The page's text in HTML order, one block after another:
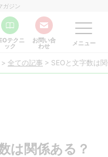
ガジン
テクニ
ック
お問い合
わせ
メニュー
> 全ての記事 > SEOと文字数は
は関係ある？